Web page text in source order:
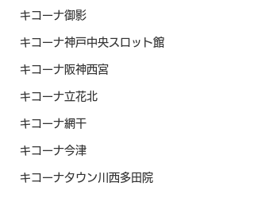
キコーナ御影
キコーナ神戸中央スロット館
キコーナ阪神西宮
キコーナ立花北
キコーナ網干
キコーナ今津
キコーナタウン川西多田院